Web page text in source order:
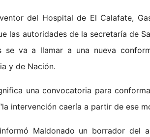
del Hospital de El Calafate,
las autoridades de la secretaría de
se va a llamar a una nueva
y de Nación.
una convocatoria para
intervención caería a partir de ese
Maldonado un borrador del